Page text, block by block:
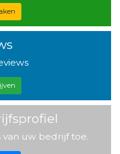
uw bedrijf toe.